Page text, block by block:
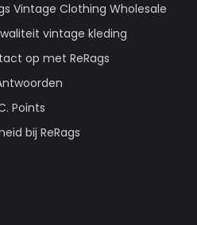
Vintage Clothing Wholesale
vintage kleding
op met ReRags
Points
bij ReRags